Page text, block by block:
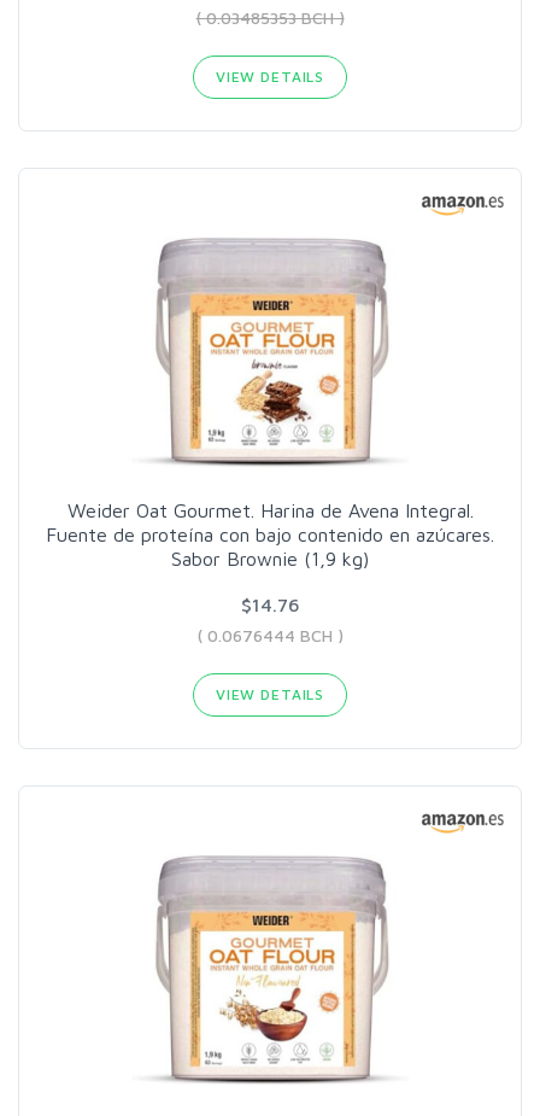
( 0.03485353 BCH )
VIEW DETAILS
Weider Oat Gourmet. Harina de Avena Integral.
Fuente de proteína con bajo contenido en azúcares.
Sabor Brownie (1,9 kg)
$14.76
( 0.0676444 BCH )
VIEW DETAILS